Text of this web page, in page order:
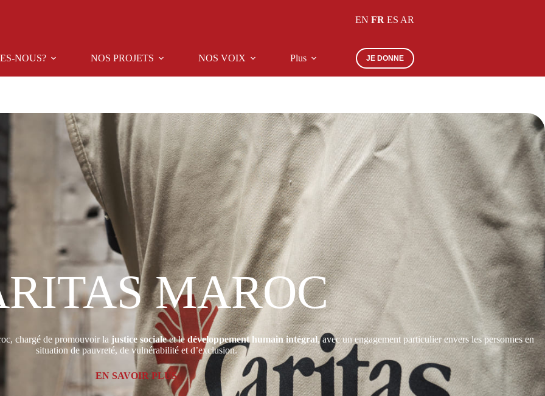
EN FR ES AR
NOUS? NOS PROJETS NOS VOIX Plus JE DONNE
MAROC
chargé de promouvoir la justice socialeet le développement humain intégral, avec un engagement particulier envers les personnes en
situation de pauvreté, de vulnérabilité et d’exclusion.
EN SAVOIR PLUS